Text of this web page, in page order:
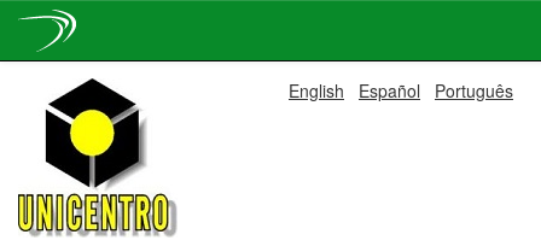
navigation
English Español Português